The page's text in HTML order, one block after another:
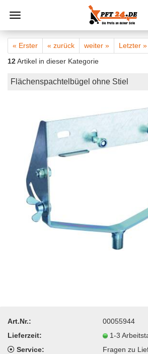
« Erster « zurück weiter »
Letzter »
12Artikel in dieser Kategorie
Flächenspachtelbügel ohne Stiel
Art.Nr.:
00055944
Lieferzeit:
1-3
Service:
Fragen zu